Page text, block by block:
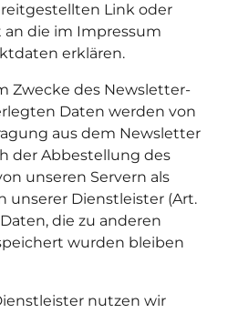
Link oder
die im Impressum
erklären.
Zwecke des Newsletter-
Daten werden von
aus dem Newsletter
der Abbestellung des
unseren Servern als
unserer Dienstleister (Art.
die zu anderen
wurden bleiben
nutzen wir